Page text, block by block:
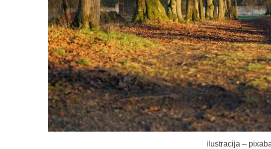
ilustracija –